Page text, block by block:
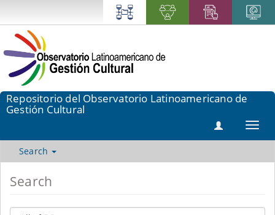
Repositorio del Observatorio Latinoamericano de
Gestión Cultural
Search
Search